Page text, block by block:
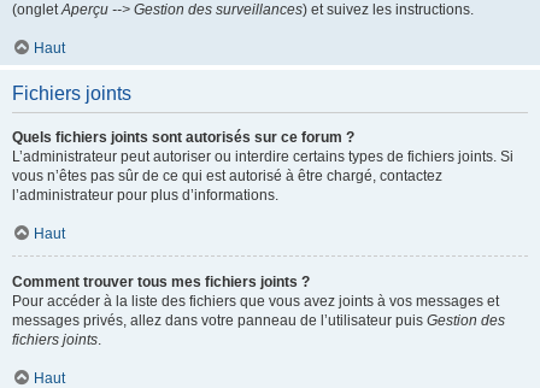
(ongletAperçu --> Gestion des surveillances) et suivez les instructions.
Haut
Fichiers joints
Quels fichiers joints sont autorisés sur ce forum ?
L’administrateur peut autoriser ou interdire certains types de fichiers joints. Si
vous n’êtes pas sûr de ce qui est autorisé à être chargé, contactez
l’administrateur pour plus d’informations.
Haut
Comment trouver tous mes fichiers joints ?
Pour accéder à la liste des fichiers que vous avez joints à vos messages et
messages privés, allez dans votre panneau de l’utilisateur puis Gestion des
fichiers joints.
Haut